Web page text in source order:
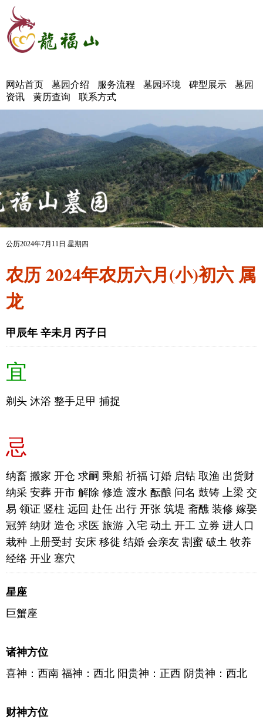
网站首页 墓园介绍 服务流程 墓园环境 碑型展示
墓园
资讯
黄历查询 联系方式
公历2024年7月11日 星期四
农历 2024年农历六月(小)初六 属
龙
甲辰年 辛未月 丙子日
宜
剃头 沐浴 整手足甲 捕捉
忌
纳畜 搬家 开仓 求嗣 乘船 祈福 订婚 启钻 取渔 出货财
纳采 安葬 开市 解除 修造 渡水 酝酿 问名 鼓铸 上梁 交
易 领证 竖柱 远回 赴任 出行 开张 筑堤 斋醮 装修 嫁娶
冠笄 纳财 造仓 求医 旅游 入宅 动土 开工 立券 进人口
栽种 上册受封 安床 移徙 结婚 会亲友 割蜜 破土 牧养
经络 开业 塞穴
星座
巨蟹座
诸神方位
喜神：西南 福神：西北 阳贵神：正西 阴贵神：西北
财神方位